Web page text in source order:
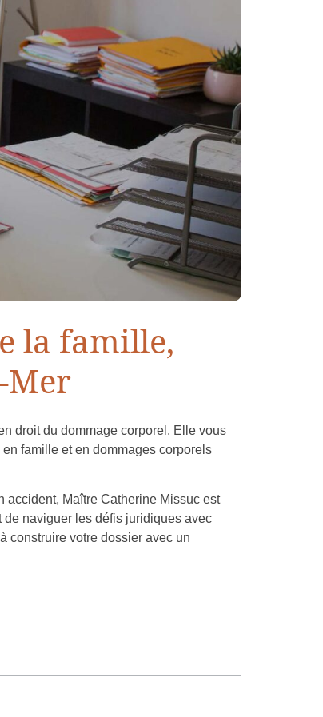
la famille,
Mer
droit du dommage corporel. Elle vous
famille et en dommages corporels
accident, Maître Catherine Missuc est
de naviguer les défis juridiques avec
construire votre dossier avec un